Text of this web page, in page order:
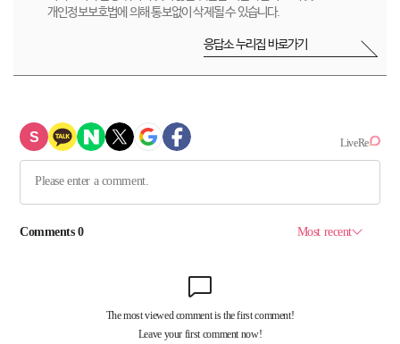
개인정보보호법에 의해 통보없이 삭제될 수 있습니다.
응답소 누리집 바로가기